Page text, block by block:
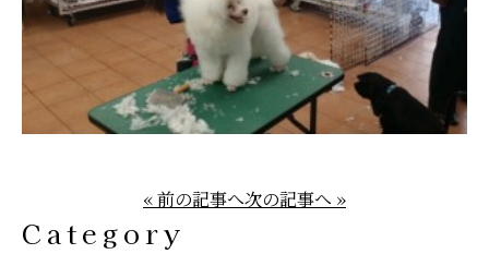
« 前の記事へ次の記事へ »
Category